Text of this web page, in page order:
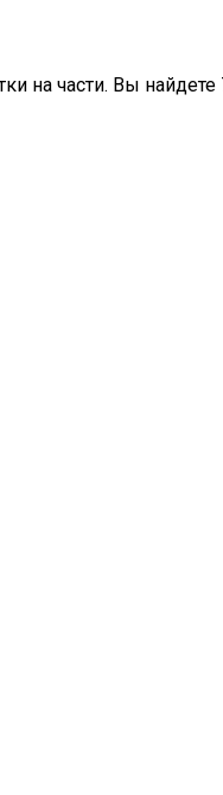
на части. Вы